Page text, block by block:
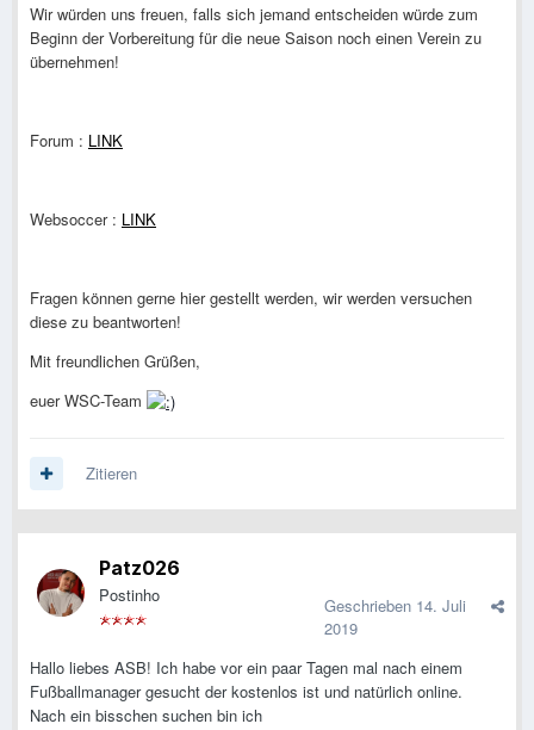
Wir würden uns freuen, falls sich jemand entscheiden würde zum
Beginn der Vorbereitung für die neue Saison noch einen Verein zu
übernehmen!
Forum : LINK
Websoccer : LINK
Fragen können gerne hier gestellt werden, wir werden versuchen
diese zu beantworten!
Mit freundlichen Grüßen,
euer WSC-Team
Zitieren
Patz026
Postinho Geschrieben 14. Juli
2019
Hallo liebes ASB! Ich habe vor ein paar Tagen mal nach einem
Fußballmanager gesucht der kostenlos ist und natürlich online.
Nach ein bisschen suchen bin ich